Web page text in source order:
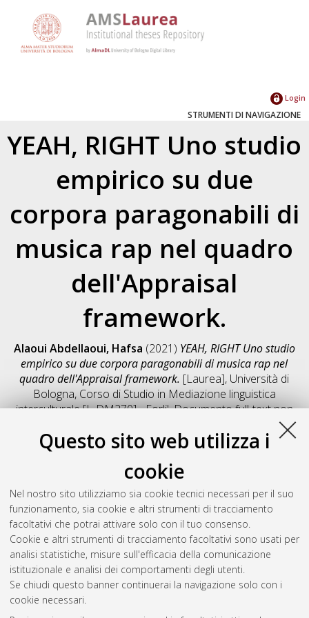
Questo sito web utilizza i
cookie
Nel nostro sito utilizziamo sia cookie tecnici necessari per il suo
funzionamento, sia cookie e altri strumenti di tracciamento
facoltativi che potrai attivare solo con il tuo consenso.
Cookie e altri strumenti di tracciamento facoltativi sono usati per
analisi statistiche, misure sull'efficacia della comunicazione
istituzionale e analisi dei comportamenti degli utenti.
Se chiudi questo banner continuerai la navigazione solo con i
cookie necessari.
Login
STRUMENTI DI NAVIGAZIONE
YEAH, RIGHT Uno studio
empirico su due
corpora paragonabili di
musica rap nel quadro
dell'Appraisal
framework.
Alaoui Abdellaoui, Hafsa (2021) YEAH, RIGHT Uno studio
empirico su due corpora paragonabili di musica rap nel
quadro dell'Appraisal framework. [Laurea], Università di
Bologna, Corso di Studio in Mediazione linguistica
interculturale [L-DM270] - Forli', Documento full-text non
Salva citazione
Condividi
Il full-text non è disponibile per scelta dell'autore. (
Abstract
Altri metadati
Gestione del documento: